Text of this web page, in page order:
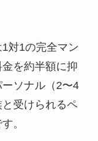
対1の完全マン
を約半額に抑
ソナル（2〜4
受けられるペ
。